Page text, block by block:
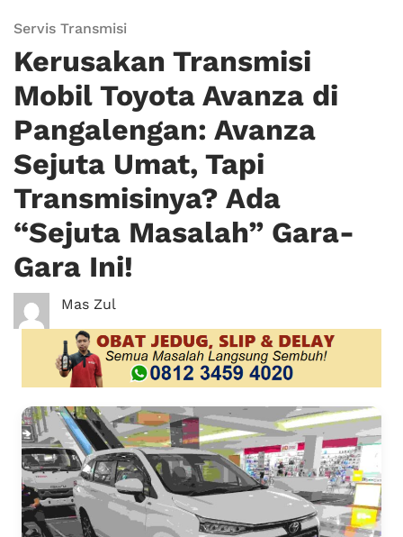
Servis Transmisi
Kerusakan Transmisi
Mobil Toyota Avanza di
Pangalengan: Avanza
Sejuta Umat, Tapi
Transmisinya? Ada
“Sejuta Masalah” Gara-
Gara Ini!
Mas Zul